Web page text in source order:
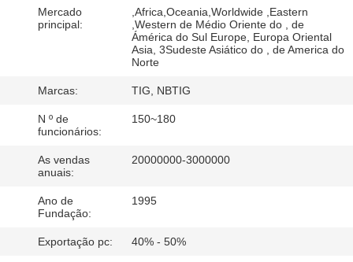
CONTROLE
NOS
PEÇA
UMAS
CITAÇÕES
Mercado
principal:
,Africa,Oceania,Worldwide ,Eastern
,Western de Médio Oriente do , de
Ámérica do Sul Europe, Europa Oriental
Asia, 3Sudeste Asiático do , de America do
Norte
Marcas: TIG, NBTIG
N º de
funcionários:
150~180
As vendas
anuais:
20000000-3000000
Ano de
Fundação:
1995
Exportação pc: 40% - 50%